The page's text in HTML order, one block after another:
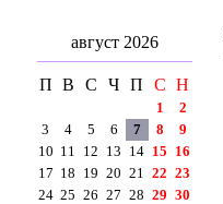
август 2026
П В С Ч П С Н
1
2
3
4 5 6 7 8
9
10 11 12 13 14 15 16
17 18 19 20 21 22 23
24 25 26 27 28 29 30